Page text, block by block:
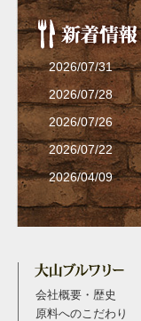
2026/07/31
2026/07/28
2026/07/26
2026/07/22
2026/04/09
会社概要・歴史
原料へのこだわり